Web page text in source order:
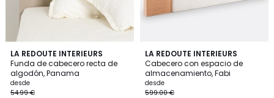
LA REDOUTE INTERIEURS
Funda de cabecero recta de
algodón, Panama
desde
54.99 €
4,4
/ 5
4
Colores
LA REDOUTE INTERIEURS
Cabecero con espacio de
almacenamiento, Fabi
desde
599.00 €
4,8
/ 5
2
Colores